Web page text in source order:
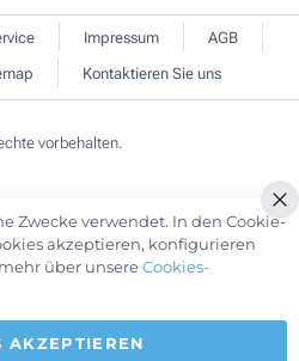
Impressum
AGB
Kontaktieren Sie uns
vorbehalten.
Zwecke verwendet. In den Cookie-
akzeptieren, konfigurieren
über unsereCookies-
AKZEPTIEREN